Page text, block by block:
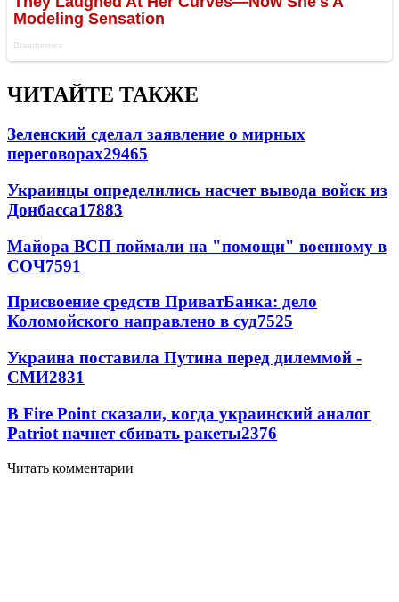
ЧИТАЙТЕ ТАКЖЕ
Зеленский сделал заявление о мирных
переговорах29465
Украинцы определились насчет вывода войск из
Донбасса17883
Майора ВСП поймали на "помощи" военному в
СОЧ7591
Присвоение средств ПриватБанка: дело
Коломойского направлено в суд7525
Украина поставила Путина перед дилеммой -
СМИ2831
В Fire Point сказали, когда украинский аналог
Patriot начнет сбивать ракеты2376
Читать комментарии